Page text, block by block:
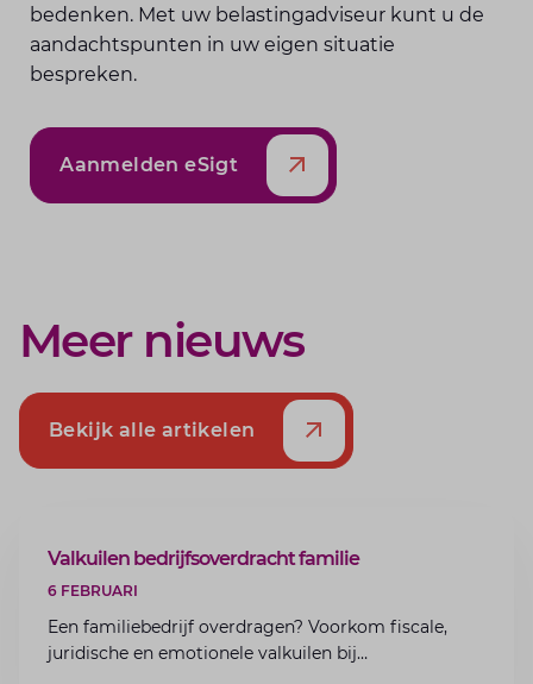
bedenken. Met uw belastingadviseur kunt u de
aandachtspunten in uw eigen situatie
bespreken.
Aanmelden eSigt
Meer nieuws
Bekijk alle artikelen
ARTIKEL
Valkuilen bedrijfsoverdracht familie
6 FEBRUARI
Een familiebedrijf overdragen? Voorkom fiscale,
juridische en emotionele valkuilen bij